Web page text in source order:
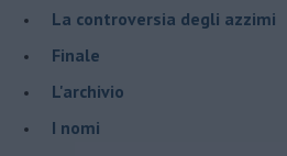
La controversia degli azzimi
Finale
L'archivio
I nomi